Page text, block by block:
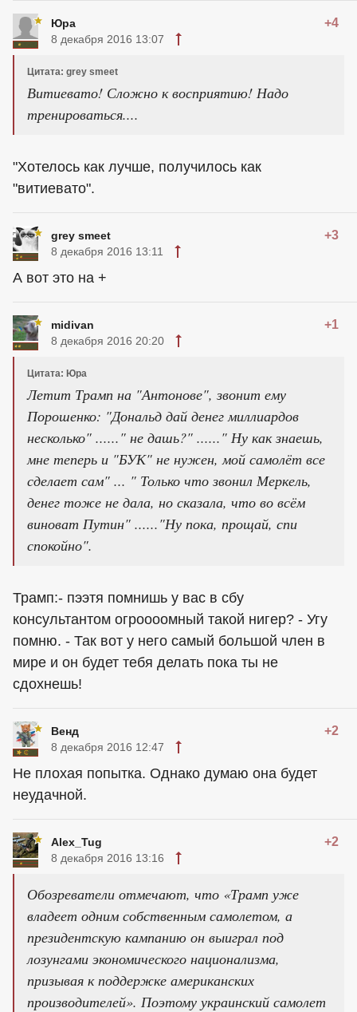
Юра +4
8 декабря 2016 13:07
Цитата: grey smeet
Витиевато! Сложно к восприятию! Надо
тренироваться....
"Хотелось как лучше, получилось как
"витиевато".
grey smeet +3
8 декабря 2016 13:11
А вот это на +
midivan +1
8 декабря 2016 20:20
Цитата: Юра
Летит Трамп на "Антонове", звонит ему
Порошенко: "Дональд дай денег миллиардов
несколько" ......" не дашь?" ......" Ну как знаешь,
мне теперь и "БУК" не нужен, мой самолёт все
сделает сам" ... " Только что звонил Меркель,
денег тоже не дала, но сказала, что во всём
виноват Путин" ......"Ну пока, прощай, спи
спокойно".
Трамп:- пээтя помнишь у вас в сбу
консультантом огроооомный такой нигер? - Угу
помню. - Так вот у него самый большой член в
мире и он будет тебя делать пока ты не
сдохнешь!
Венд +2
8 декабря 2016 12:47
Не плохая попытка. Однако думаю она будет
неудачной.
Alex_Tug +2
8 декабря 2016 13:16
Обозреватели отмечают, что «Трамп уже
владеет одним собственным самолетом, а
президентскую кампанию он выиграл под
лозунгами экономического национализма,
призывая к поддержке американских
производителей». Поэтому украинский самолет